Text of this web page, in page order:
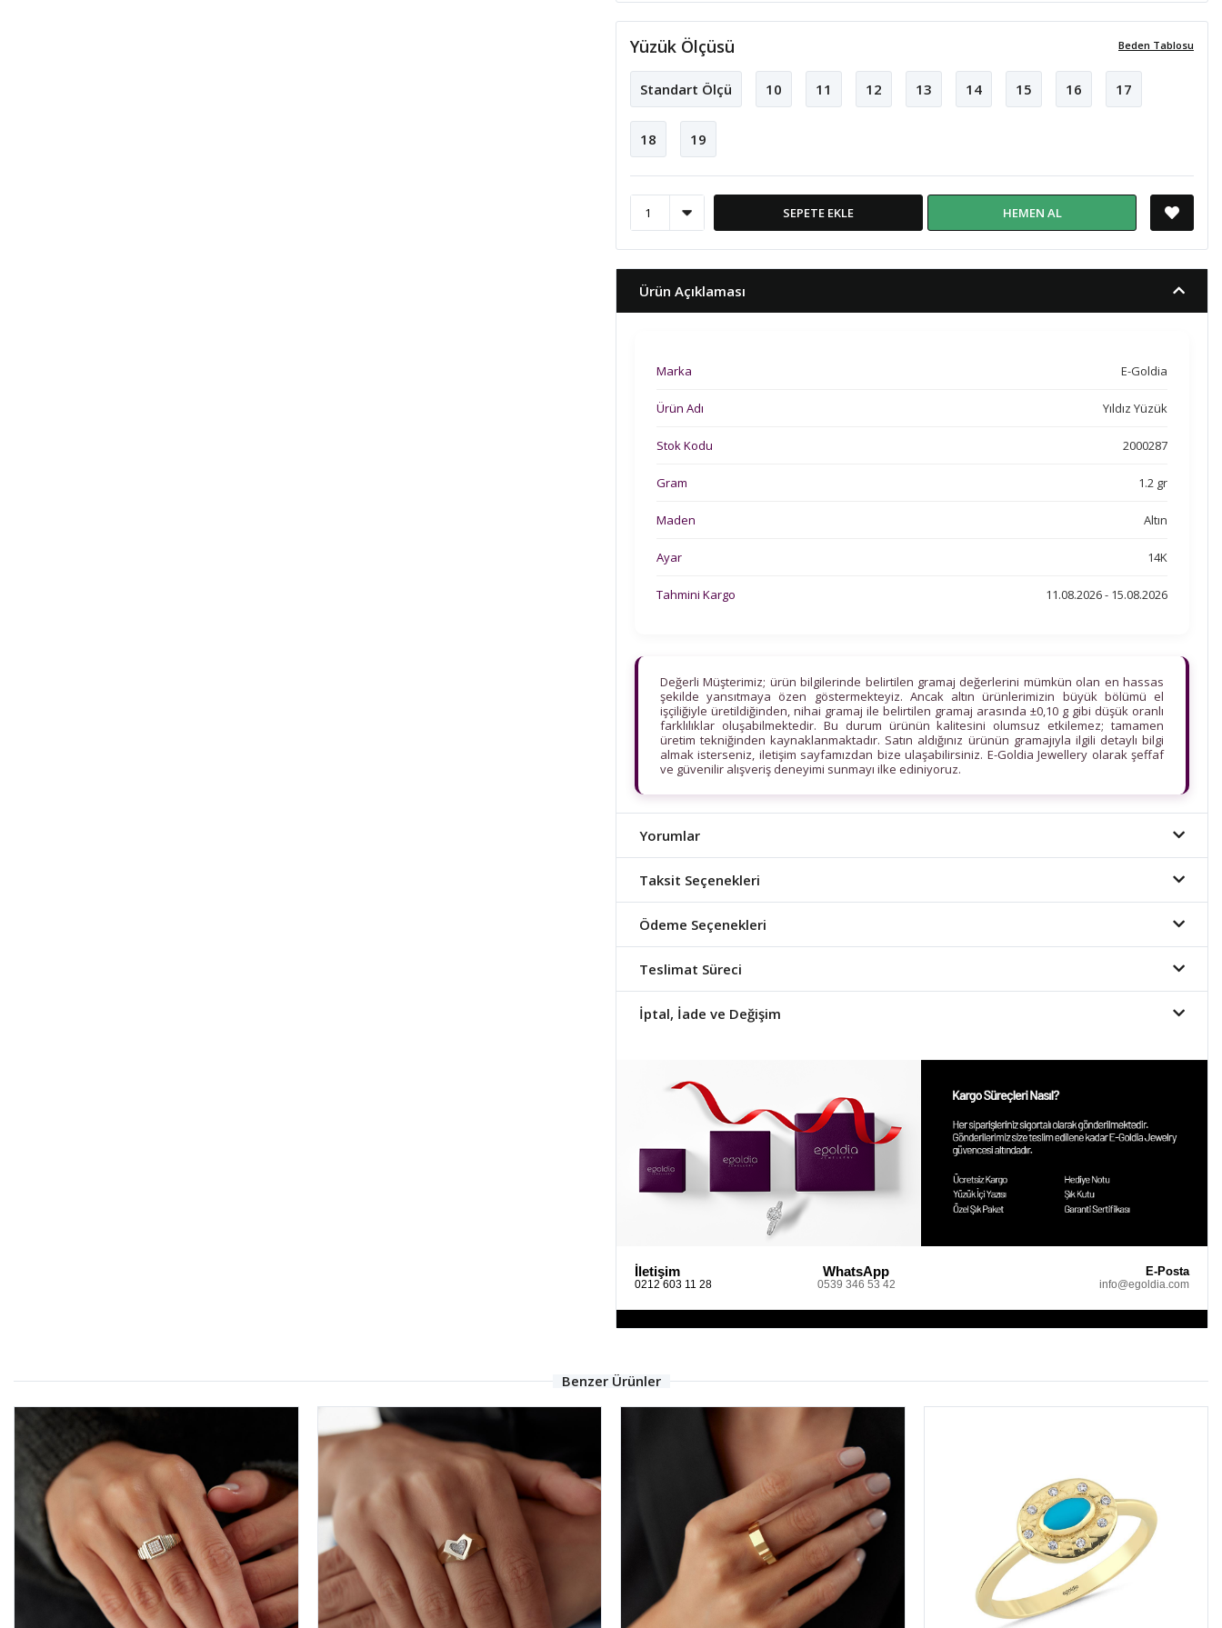
Beden Tablosu
Yüzük Ölçüsü
Standart Ölçü 10 11 12 13 14 15 16 17
18 19
SEPETE EKLE HEMEN AL
Ürün Açıklaması
Marka E-Goldia
Ürün Adı Yıldız Yüzük
Stok Kodu 2000287
Gram 1.2 gr
Maden Altın
Ayar 14K
Tahmini Kargo 11.08.2026 - 15.08.2026
Değerli Müşterimiz; ürün bilgilerinde belirtilen gramaj değerlerini mümkün olan en hassas
şekilde yansıtmaya özen göstermekteyiz. Ancak altın ürünlerimizin büyük bölümü el
işçiliğiyle üretildiğinden, nihai gramaj ile belirtilen gramaj arasında ±0,10 g gibi düşük oranlı
farklılıklar oluşabilmektedir. Bu durum ürünün kalitesini olumsuz etkilemez; tamamen
üretim tekniğinden kaynaklanmaktadır. Satın aldığınız ürünün gramajıyla ilgili detaylı bilgi
almak isterseniz, iletişim sayfamızdan bize ulaşabilirsiniz. E-Goldia Jewellery olarak şeffaf
ve güvenilir alışveriş deneyimi sunmayı ilke ediniyoruz.
Yorumlar
Taksit Seçenekleri
Ödeme Seçenekleri
Teslimat Süreci
İptal, İade ve Değişim
İletişim
0212 603 11 28
WhatsApp
0539 346 53 42
E-Posta
info@egoldia.com
Benzer Ürünler